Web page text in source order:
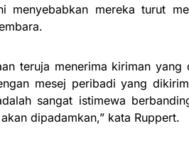
menyebabkan mereka turut
teruja menerima kiriman
mesej peribadi yang
sangat istimewa
dipadamkan,” kata Ruppert.